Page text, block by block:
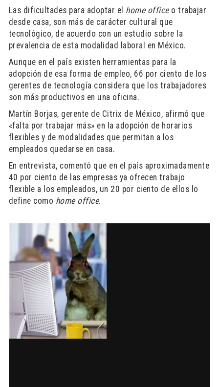
Las dificultades para adoptar el home officeo trabajar
desde casa, son más de carácter cultural que
tecnológico, de acuerdo con un estudio sobre la
prevalencia de esta modalidad laboral en México.
Aunque en el país existen herramientas para la
adopción de esa forma de empleo, 66 por ciento de los
gerentes de tecnología considera que los trabajadores
son más productivos en una oficina.
Martín Borjas, gerente de Citrix de México, afirmó que
«falta por trabajar más» en la adopción de horarios
flexibles y de modalidades que permitan a los
empleados quedarse en casa.
En entrevista, comentó que en el país aproximadamente
40 por ciento de las empresas ya ofrecen trabajo
flexible a los empleados, un 20 por ciento de ellos lo
define como home office.